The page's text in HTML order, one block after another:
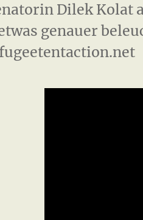
Dilek Kolat
genauer